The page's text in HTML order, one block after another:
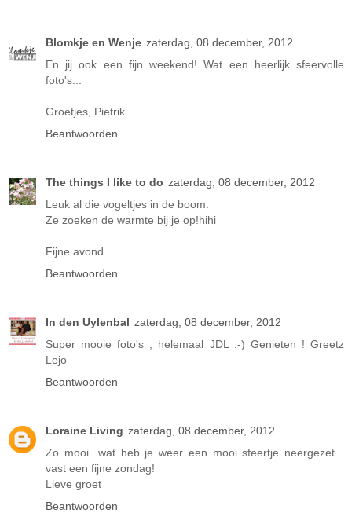
Blomkje en Wenje zaterdag, 08 december, 2012
En jij ook een fijn weekend! Wat een heerlijk sfeervolle
foto's...
Groetjes, Pietrik
Beantwoorden
The things I like to do zaterdag, 08 december, 2012
Leuk al die vogeltjes in de boom.
Ze zoeken de warmte bij je op!hihi
Fijne avond.
Beantwoorden
In den Uylenbal zaterdag, 08 december, 2012
Super mooie foto's , helemaal JDL :-) Genieten ! Greetz
Lejo
Beantwoorden
Loraine Living zaterdag, 08 december, 2012
Zo mooi...wat heb je weer een mooi sfeertje neergezet...
vast een fijne zondag!
Lieve groet
Beantwoorden